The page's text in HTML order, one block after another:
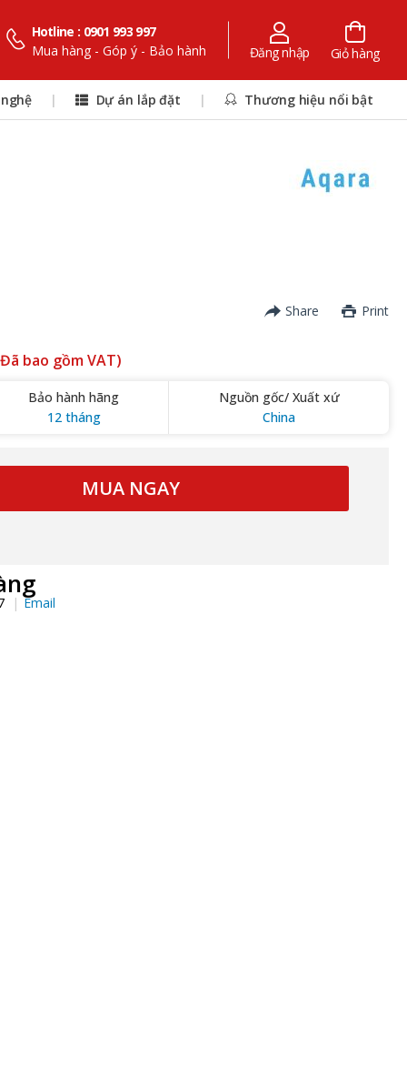
Hotline : 0901 993 997
Mua hàng - Góp ý - Bảo hành
Đăng nhập Giỏ hàng
| Dự án lắp đặt | Thương hiệu nổi bật
Share Print
bao gồm VAT)
Bảo hành hãng
12 tháng
Nguồn gốc/ Xuất xứ
China
MUA NGAY
Email